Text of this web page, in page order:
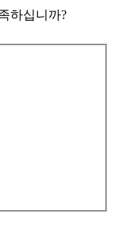
하십니까?